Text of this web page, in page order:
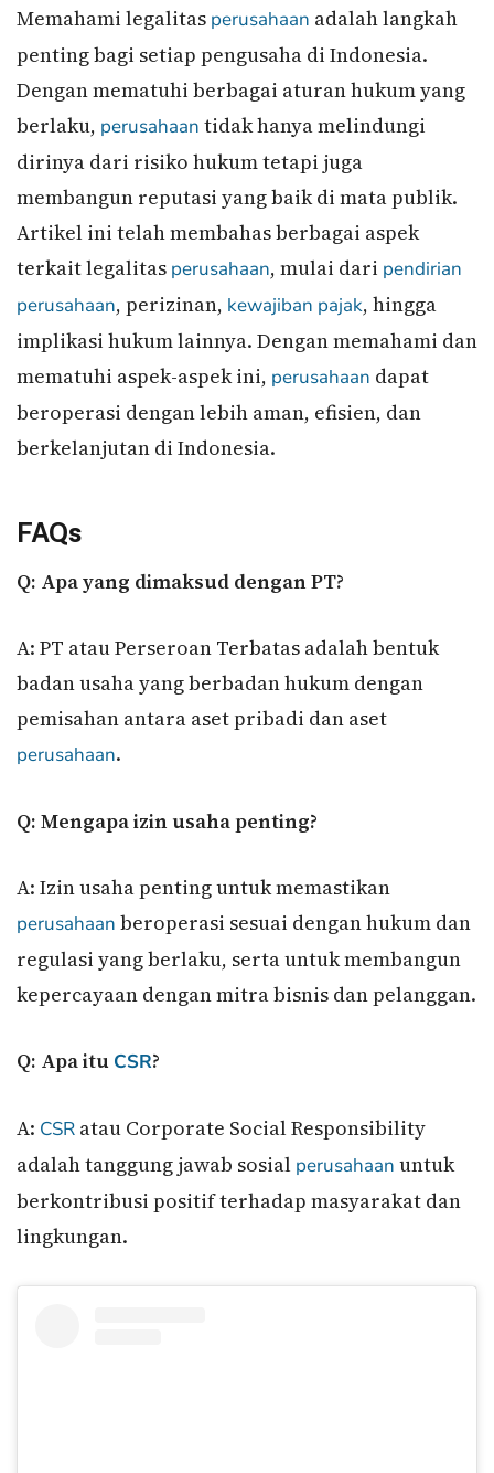
Memahami legalitas perusahaan adalah langkah
penting bagi setiap pengusaha di Indonesia.
Dengan mematuhi berbagai aturan hukum yang
berlaku, perusahaan tidak hanya melindungi
dirinya dari risiko hukum tetapi juga
membangun reputasi yang baik di mata publik.
Artikel ini telah membahas berbagai aspek
terkait legalitas perusahaan, mulai dari pendirian
perusahaan, perizinan, kewajiban pajak, hingga
implikasi hukum lainnya. Dengan memahami dan
mematuhi aspek-aspek ini, perusahaan dapat
beroperasi dengan lebih aman, efisien, dan
berkelanjutan di Indonesia.
FAQs
Q: Apa yang dimaksud dengan PT?
A: PT atau Perseroan Terbatas adalah bentuk
badan usaha yang berbadan hukum dengan
pemisahan antara aset pribadi dan aset
perusahaan.
Q: Mengapa izin usaha penting?
A: Izin usaha penting untuk memastikan
perusahaan beroperasi sesuai dengan hukum dan
regulasi yang berlaku, serta untuk membangun
kepercayaan dengan mitra bisnis dan pelanggan.
Q: Apa itu CSR?
A: CSR atau Corporate Social Responsibility
adalah tanggung jawab sosial perusahaan untuk
berkontribusi positif terhadap masyarakat dan
lingkungan.